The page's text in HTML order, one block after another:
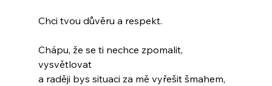
Chci tvou důvěru a respekt.
Chápu, že se ti nechce zpomalit,
vysvětlovat
a raději bys situaci za mě vyřešit šmahem,